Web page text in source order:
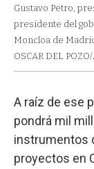
Gustavo Petro,
presidente del
Moncloa de
OSCAR DEL
A raíz de ese
pondrá mil
instrumentos
proyectos en